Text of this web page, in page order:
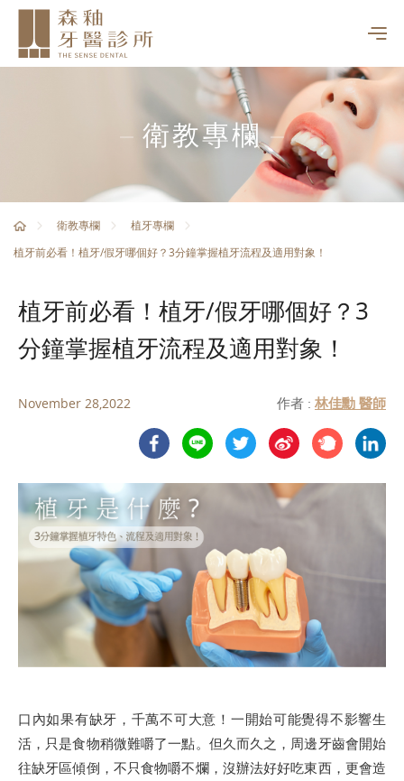
衛教專欄
衛教專欄
植牙專欄
植牙前必看！植牙/假牙哪個好？3分鐘掌握植牙流程及適用對象！
植牙前必看！植牙/假牙哪個好？3
分鐘掌握植牙流程及適用對象！
November 28,2022 作者 : 林佳勳 醫師
口內如果有缺牙，千萬不可大意！一開始可能覺得不影響生
活，只是食物稍微難嚼了一點。但久而久之，周邊牙齒會開始
往缺牙區傾倒，不只食物嚼不爛，沒辦法好好吃東西，更會造